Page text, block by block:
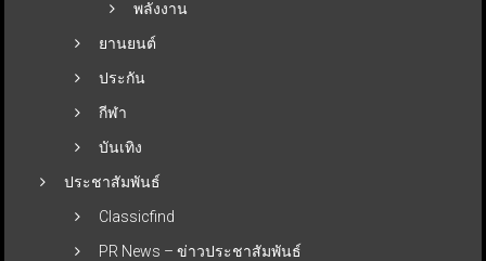
พลังงาน
ยานยนต์
ประกัน
กีฬา
บันเทิง
ประชาสัมพันธ์
Classicfind
PR News – ข่าวประชาสัมพันธ์